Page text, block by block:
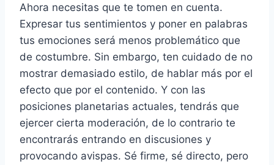
Ahora necesitas que te tomen en cuenta.
Expresar tus sentimientos y poner en palabras
tus emociones será menos problemático que
de costumbre. Sin embargo, ten cuidado de no
mostrar demasiado estilo, de hablar más por el
efecto que por el contenido. Y con las
posiciones planetarias actuales, tendrás que
ejercer cierta moderación, de lo contrario te
encontrarás entrando en discusiones y
provocando avispas. Sé firme, sé directo, pero